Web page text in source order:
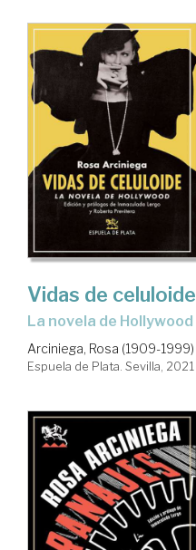
Vidas de celuloide
la novela de Hollywood
Arciniega, Rosa (1909-1999)
Espuela de Plata. Sevilla, 2021